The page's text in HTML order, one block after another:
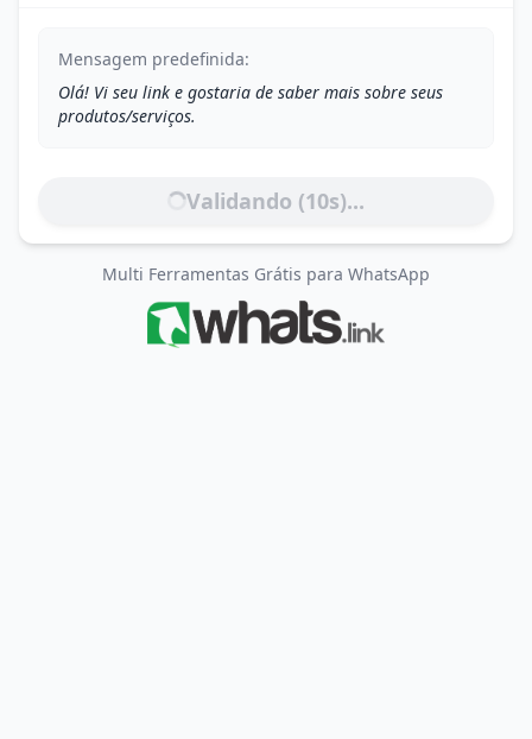
Mensagem predefinida:
Olá! Vi seu link e gostaria de saber mais sobre seus
produtos/serviços.
Validando (10s)...
Multi Ferramentas Grátis para WhatsApp